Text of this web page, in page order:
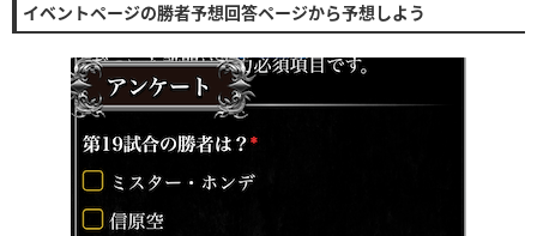
19試合
ミスター・ホンデ
VS
20試合
イベントページの勝者予想回答ページから予想しよう